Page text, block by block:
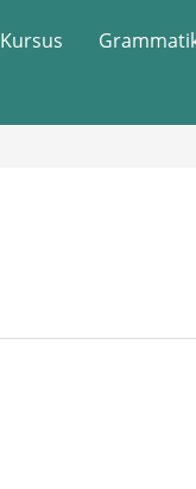
Kursus